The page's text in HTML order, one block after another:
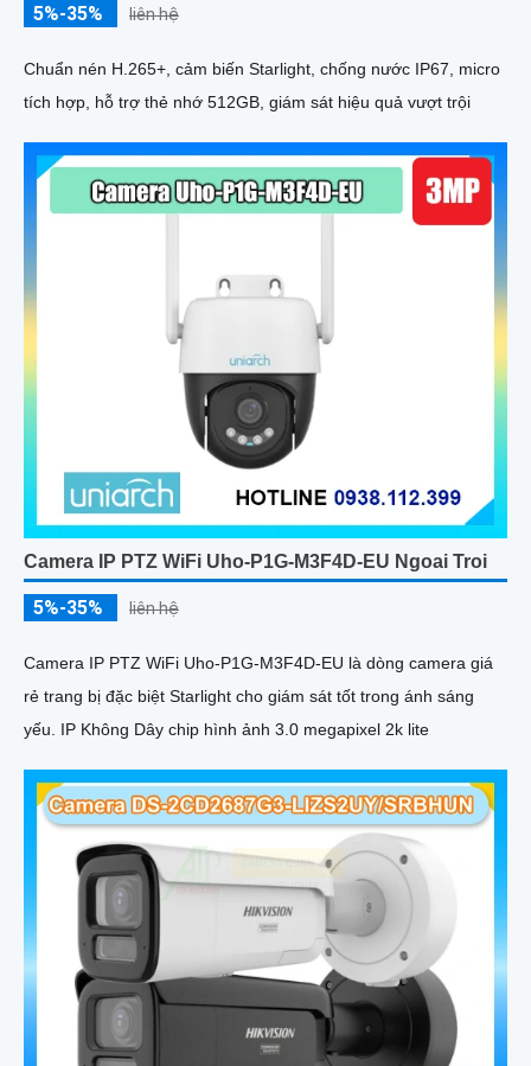
5%-35% liên hệ
Chuẩn nén H.265+, cảm biến Starlight, chống nước IP67, micro
tích hợp, hỗ trợ thẻ nhớ 512GB, giám sát hiệu quả vượt trội
Camera IP PTZ WiFi Uho-P1G-M3F4D-EU Ngoai Troi
5%-35% liên hệ
Camera IP PTZ WiFi Uho-P1G-M3F4D-EU là dòng camera giá
rẻ trang bị đặc biệt Starlight cho giám sát tốt trong ánh sáng
yếu. IP Không Dây chip hình ảnh 3.0 megapixel 2k lite